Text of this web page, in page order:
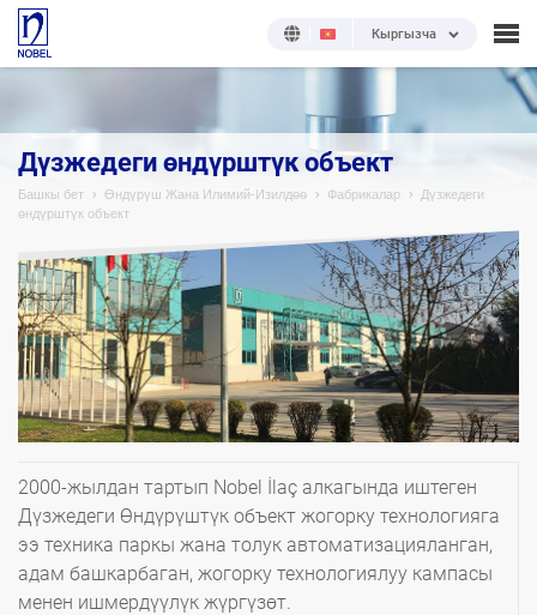
Кыргызча
Дүзжедеги өндүрштүк объект
Башкы бет Өндүрүш Жана Илимий-Изилдөө Фабрикалар
Дүзжедеги
өндүрштүк объект
2000-жылдан тартып Nobel İlaç алкагында иштеген
Дүзжедеги Өндүрүштүк объект жогорку технологияга
ээ техника паркы жана толук автоматизацияланган,
адам башкарбаган, жогорку технологиялуу кампасы
менен ишмердүүлүк жүргүзөт.